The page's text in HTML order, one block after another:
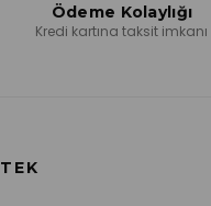
Ödeme Kolaylığı
Kredi kartına taksit imkanı